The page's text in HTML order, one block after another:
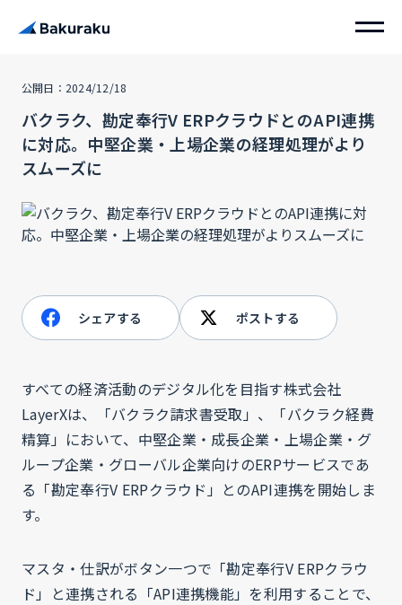
公開日：2024/12/18
バクラク、勘定奉行V ERPクラウドとのAPI連携
に対応。中堅企業・上場企業の経理処理がより
スムーズに
シェアする ポストする
すべての経済活動のデジタル化を目指す株式会社
LayerXは、「バクラク請求書受取」、「バクラク経費
精算」において、中堅企業・成長企業・上場企業・グ
ループ企業・グローバル企業向けのERPサービスであ
る「勘定奉行V ERPクラウド」とのAPI連携を開始しま
す。
マスタ・仕訳がボタン一つで「勘定奉行V ERPクラウ
ド」と連携される「API連携機能」を利用することで、